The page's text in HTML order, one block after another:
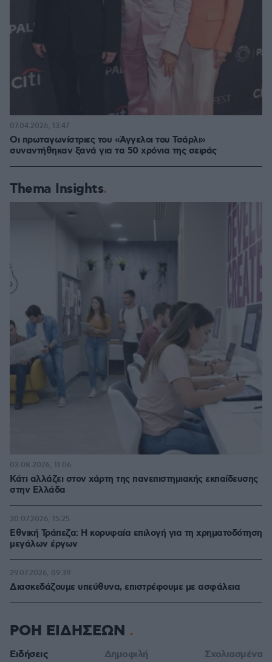
Οι πρωταγωνίστριες του «Άγγελοι του Τσάρλι»
συναντήθηκαν ξανά για τα 50 χρόνια της σειράς
07.04.2026, 13:47
Thema Insights
Κάτι αλλάζει στον χάρτη της πανεπιστημιακής εκπαίδευσης
στην Ελλάδα
03.08.2026, 11:06
Εθνική Τράπεζα: Η κορυφαία επιλογή για τη χρηματοδότηση
μεγάλων έργων
30.07.2026, 15:25
Διασκεδάζουμε υπεύθυνα, επιστρέφουμε με ασφάλεια
29.07.2026, 09:39
ΡΟΗ ΕΙΔΗΣΕΩΝ
Ειδήσεις Δημοφιλή Σχολιασμένα